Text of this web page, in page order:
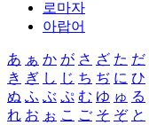
로마자
아랍어
あ ぁ か が さ ざ た だ
き ぎ し じ ち ぢ に ひ
ぬ ふ ぶ ぷ む ゆ ゅ る
れ お ぉ こ ご そ ぞ と